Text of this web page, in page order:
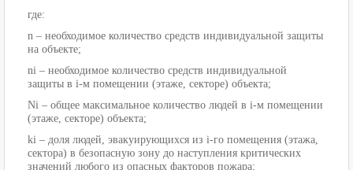
где:
n – необходимое количество средств индивидуальной защиты
на объекте;
ni – необходимое количество средств индивидуальной
защиты в i-м помещении (этаже, секторе) объекта;
Ni – общее максимальное количество людей в i-м помещении
(этаже, секторе) объекта;
ki – доля людей, эвакуирующихся из i-го помещения (этажа,
сектора) в безопасную зону до наступления критических
значений любого из опасных факторов пожара;